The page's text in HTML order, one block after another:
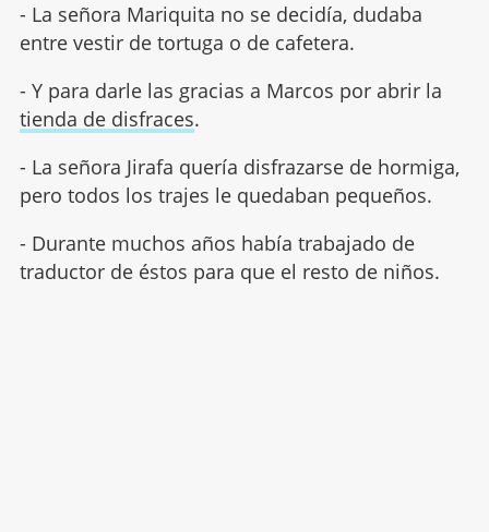
- La señora Mariquita no se decidía, dudaba
entre vestir de tortuga o de cafetera.
- Y para darle las gracias a Marcos por abrir la
tienda de disfraces.
- La señora Jirafa quería disfrazarse de hormiga,
pero todos los trajes le quedaban pequeños.
- Durante muchos años había trabajado de
traductor de éstos para que el resto de niños.